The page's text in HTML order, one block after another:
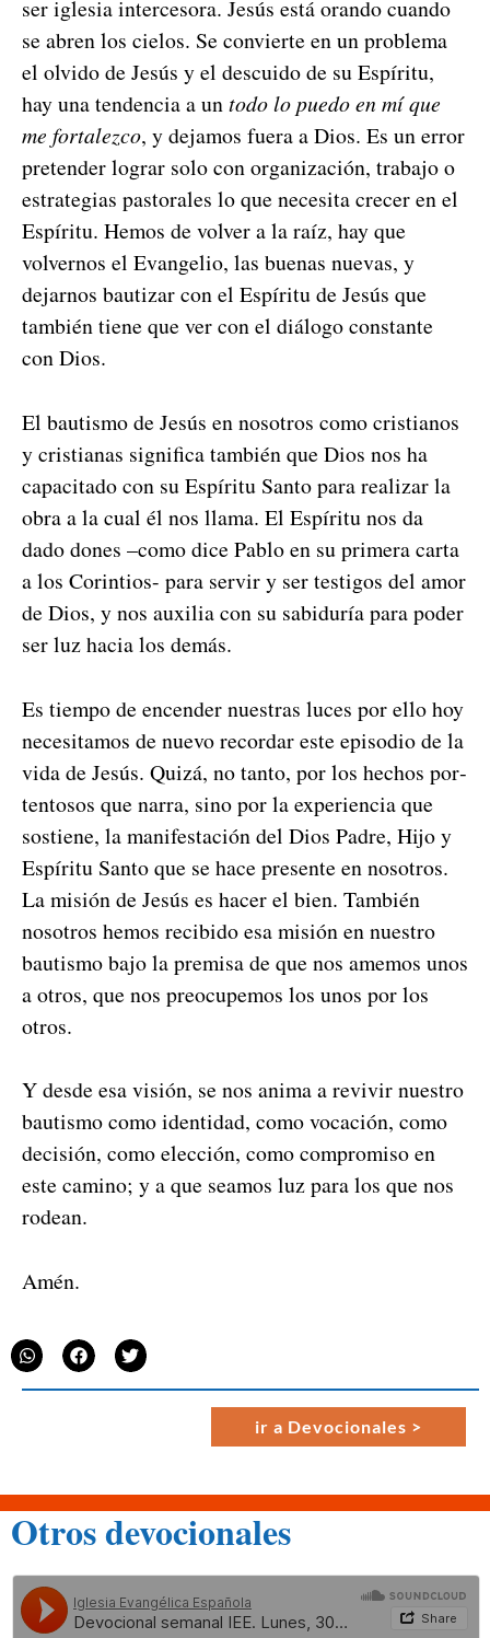
ser igle­sia inter­ce­so­ra. Jesús está oran­do cuan­do
se abren los cie­los. Se con­vierte en un prob­le­ma
el olvi­do de Jesús y el des­cui­do de su Espíritu,
hay una ten­den­cia a untodo lo puedo en mí que
me for­t­alez­co, y dejamos fuera a Dios. Es un error
pre­tender lograr solo con orga­ni­zación, tra­ba­jo o
estrate­gias pas­torales lo que nece­si­ta cre­cer en el
Espíritu. Hemos de volver a la raíz, hay que
volver­nos el Evan­ge­lio, las bue­nas nuevas, y
dejarnos bau­ti­zar con el Espíritu de Jesús que
tam­bién tiene que ver con el diál­o­go con­stante
con Dios.
El bautismo de Jesús en nosotros como cris­tianos
y cris­tianas sig­nifi­ca tam­bién que Dios nos ha
capac­i­ta­do con su Espíritu San­to para realizar la
obra a la cual él nos lla­ma. El Espíritu nos da
dado dones –como dice Pablo en su primera car­ta
a los Cor­in­tios- para servir y ser tes­ti­gos del amor
de Dios, y nos aux­il­ia con su sabiduría para poder
ser luz hacia los demás.
Es tiem­po de encen­der nues­tras luces por ello hoy
nece­si­ta­mos de nue­vo recor­dar este episo­dio de la
vida de Jesús. Quizá, no tan­to, por los hechos por­
ten­tosos que nar­ra, sino por la expe­ri­en­cia que
sostiene, la man­i­festación del Dios Padre, Hijo y
Espíritu San­to que se hace pre­sente en nosotros.
La mis­ión de Jesús es hac­er el bien. Tam­bién
nosotros hemos recibido esa mis­ión en nue­stro
bautismo bajo la premisa de que nos amem­os unos
a otros, que nos pre­ocu­pe­mos los unos por los
otros.
Y des­de esa visión, se nos ani­ma a revivir nue­stro
bautismo como iden­ti­dad, como vocación, como
decisión, como elec­ción, como com­pro­miso en
este camino; y a que seamos luz para los que nos
rodean.
Amén.
ir a Devo­cionales >
Otros devocionales